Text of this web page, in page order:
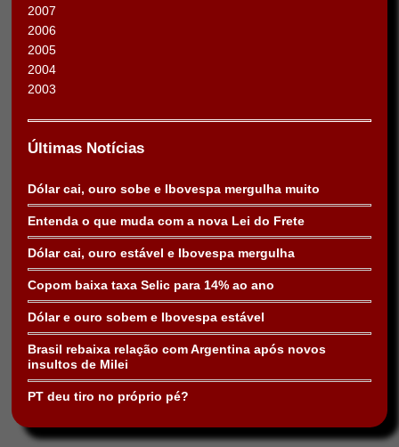
2007
2006
2005
2004
2003
Últimas Notícias
Dólar cai, ouro sobe e Ibovespa mergulha muito
Entenda o que muda com a nova Lei do Frete
Dólar cai, ouro estável e Ibovespa mergulha
Copom baixa taxa Selic para 14% ao ano
Dólar e ouro sobem e Ibovespa estável
Brasil rebaixa relação com Argentina após novos
insultos de Milei
PT deu tiro no próprio pé?